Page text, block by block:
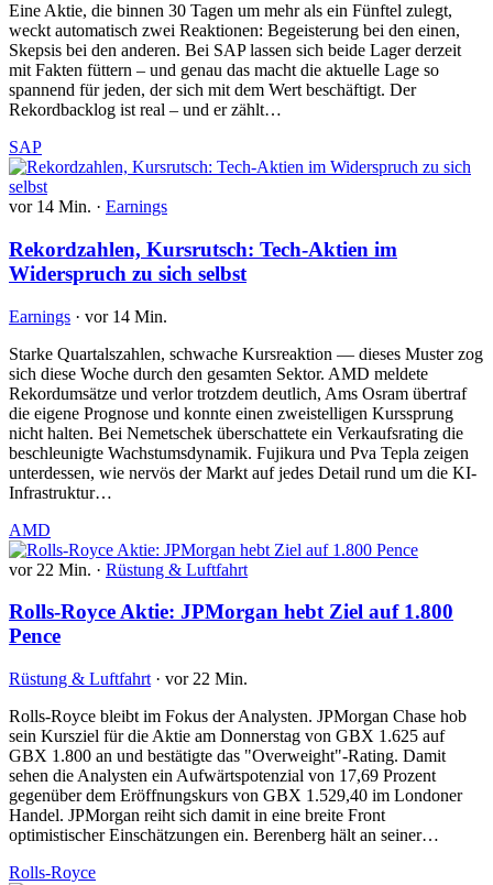
Eine Aktie, die binnen 30 Tagen um mehr als ein Fünftel zulegt,
weckt automatisch zwei Reaktionen: Begeisterung bei den einen,
Skepsis bei den anderen. Bei SAP lassen sich beide Lager derzeit
mit Fakten füttern – und genau das macht die aktuelle Lage so
spannend für jeden, der sich mit dem Wert beschäftigt. Der
Rekordbacklog ist real – und er zählt…
SAP
vor 14 Min. · Earnings
Rekordzahlen, Kursrutsch: Tech-Aktien im
Widerspruch zu sich selbst
Earnings · vor 14 Min.
Starke Quartalszahlen, schwache Kursreaktion — dieses Muster zog
sich diese Woche durch den gesamten Sektor. AMD meldete
Rekordumsätze und verlor trotzdem deutlich, Ams Osram übertraf
die eigene Prognose und konnte einen zweistelligen Kurssprung
nicht halten. Bei Nemetschek überschattete ein Verkaufsrating die
beschleunigte Wachstumsdynamik. Fujikura und Pva Tepla zeigen
unterdessen, wie nervös der Markt auf jedes Detail rund um die KI-
Infrastruktur…
AMD
vor 22 Min. · Rüstung & Luftfahrt
Rolls-Royce Aktie: JPMorgan hebt Ziel auf 1.800
Pence
Rüstung & Luftfahrt · vor 22 Min.
Rolls-Royce bleibt im Fokus der Analysten. JPMorgan Chase hob
sein Kursziel für die Aktie am Donnerstag von GBX 1.625 auf
GBX 1.800 an und bestätigte das "Overweight"-Rating. Damit
sehen die Analysten ein Aufwärtspotenzial von 17,69 Prozent
gegenüber dem Eröffnungskurs von GBX 1.529,40 im Londoner
Handel. JPMorgan reiht sich damit in eine breite Front
optimistischer Einschätzungen ein. Berenberg hält an seiner…
Rolls-Royce